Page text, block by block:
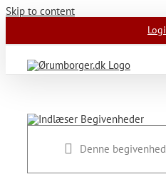
Skip to content
Denne